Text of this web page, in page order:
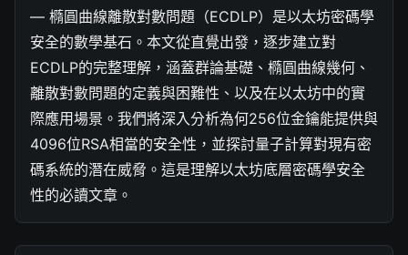
— 橢圓曲線離散對數問題（ECDLP）是以太坊密碼學
安全的數學基石。本文從直覺出發，逐步建立對
ECDLP的完整理解，涵蓋群論基礎、橢圓曲線幾何、
離散對數問題的定義與困難性、以及在以太坊中的實
際應用場景。我們將深入分析為何256位金鑰能提供與
4096位RSA相當的安全性，並探討量子計算對現有密
碼系統的潛在威脅。這是理解以太坊底層密碼學安全
性的必讀文章。